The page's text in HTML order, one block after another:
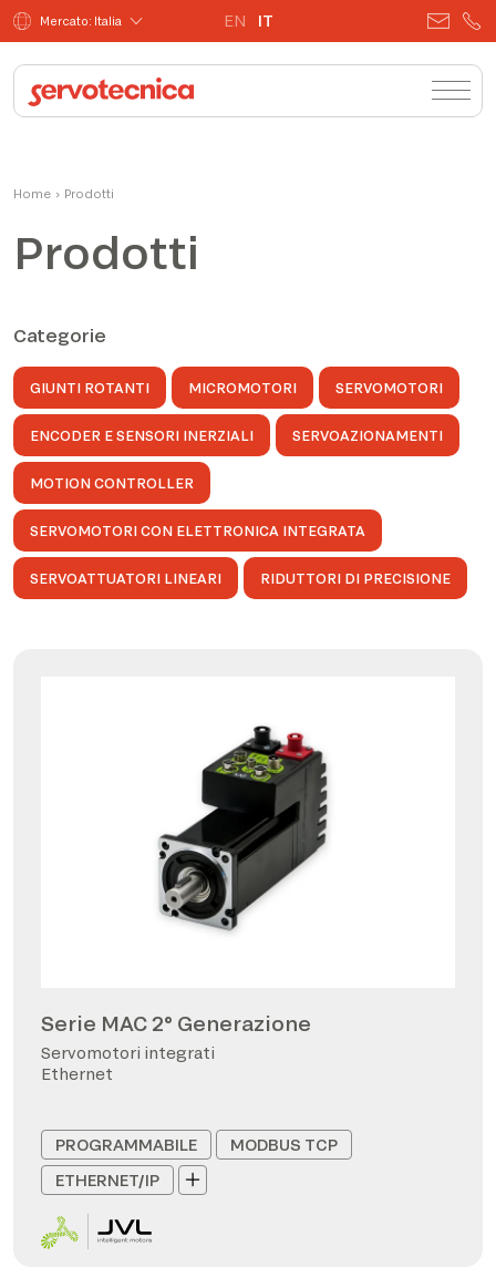
Mercato: Italia EN IT
Home › Prodotti
Prodotti
Categorie
GIUNTI ROTANTI MICROMOTORI SERVOMOTORI
ENCODER E SENSORI INERZIALI SERVOAZIONAMENTI
MOTION CONTROLLER
SERVOMOTORI CON ELETTRONICA INTEGRATA
SERVOATTUATORI LINEARI RIDUTTORI DI PRECISIONE
Serie MAC 2° Generazione
Servomotori integrati
Ethernet
PROGRAMMABILE
MODBUS TCP
ETHERNET/IP